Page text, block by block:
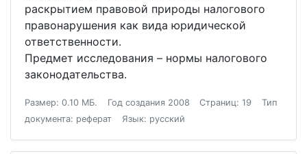
раскрытием правовой природы налогового
правонарушения как вида юридической
ответственности.
Предмет исследования – нормы налогового
законодательства.
Размер: 0.10 МБ. Год создания 2008 Страниц: 19
Тип
документа: реферат
Язык: русский